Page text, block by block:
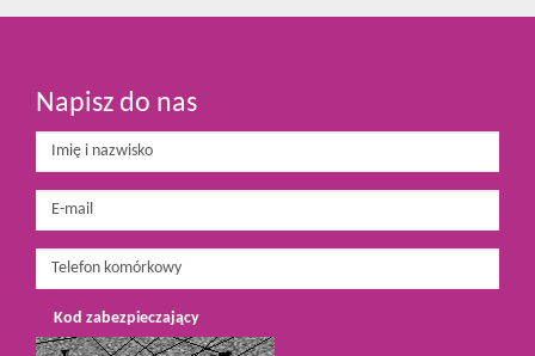
Napisz do nas
Kod zabezpieczający